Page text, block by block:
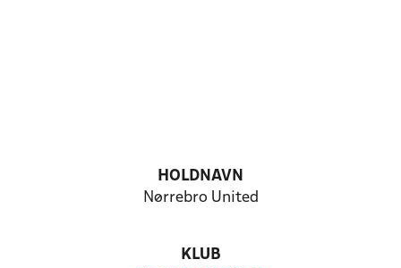
HOLDNAVN
Nørrebro United
KLUB